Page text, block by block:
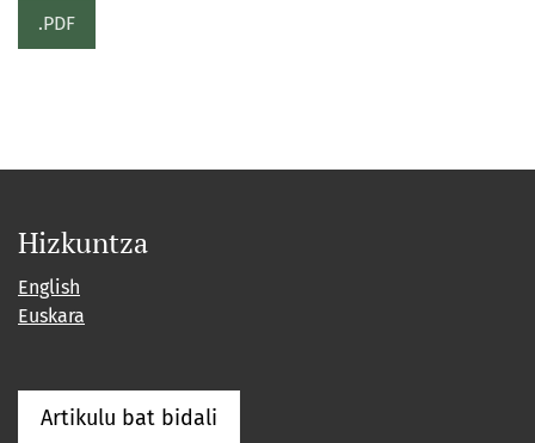
.PDF
Hizkuntza
English
Euskara
Artikulu bat bidali